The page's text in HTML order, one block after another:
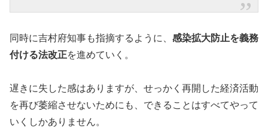
同時に吉村府知事も指摘するように、 感染拡大防止を義務
付ける法改正を進めていく。
遅きに失した感はありますが、せっかく再開した経済活動
を再び萎縮させないためにも、できることはすべてやって
いくしかありません。